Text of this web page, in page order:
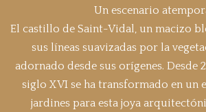
Un escenario
El castillo de Saint-Vidal, un macizo
sus líneas suavizadas por la
adornado desde sus orígenes. Desde
siglo XVI se ha transformado en un
jardines para esta joya